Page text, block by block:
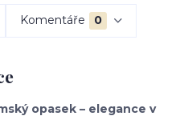
Komentáře 0
opasek – elegance v